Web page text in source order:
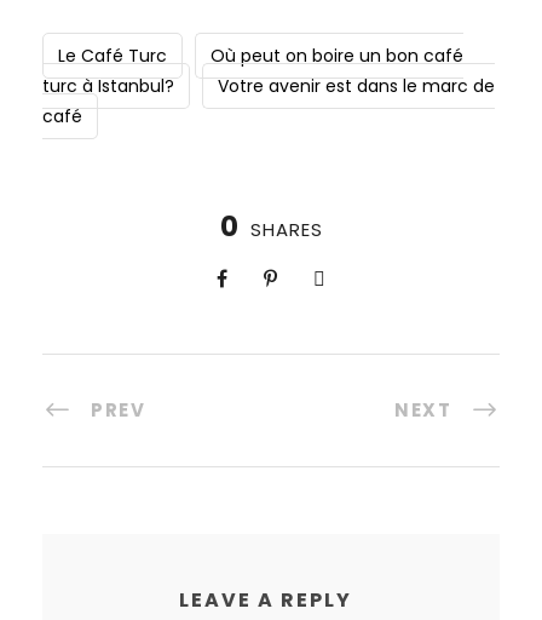
Le Café Turc
Où peut on boire un bon café
turc à Istanbul?
Votre avenir est dans le marc de
café
0 SHARES
PREV NEXT
LEAVE A REPLY